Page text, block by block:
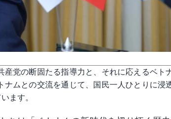
党の断固たる指導力と、それに応えるベト
ムとの交流を通じて、国民一人ひとりに浸
ます。